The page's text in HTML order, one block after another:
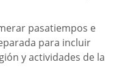
pasatiempos e
para incluir
y actividades de la